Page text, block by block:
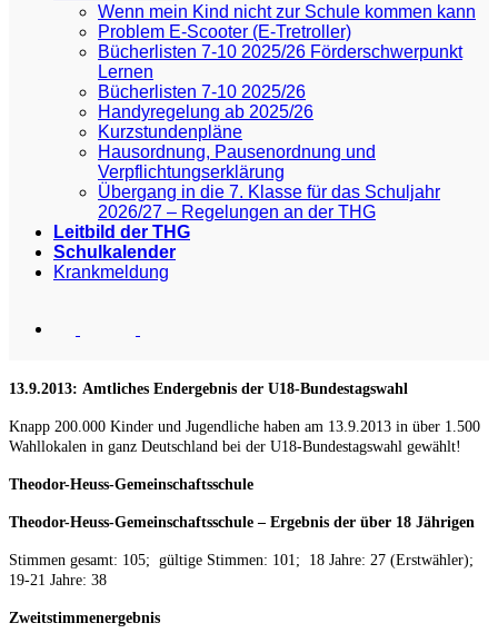
Wenn mein Kind nicht zur Schule kommen kann
Problem E-Scooter (E-Tretroller)
Bücherlisten 7-10 2025/26 Förderschwerpunkt
Lernen
Bücherlisten 7-10 2025/26
Handyregelung ab 2025/26
Kurzstundenpläne
Hausordnung, Pausenordnung und
Verpflichtungserklärung
Übergang in die 7. Klasse für das Schuljahr
2026/27 – Regelungen an der THG
Leitbild der THG
Schulkalender
Krankmeldung
13.9.2013: Amtliches Endergebnis der U18-Bundestagswahl
Knapp 200.000 Kinder und Jugendliche haben am 13.9.2013 in über 1.500
Wahllokalen in ganz Deutschland bei der U18-Bundestagswahl gewählt!
Theodor-Heuss-Gemeinschaftsschule
Theodor-Heuss-Gemeinschaftsschule – Ergebnis der über 18 Jährigen
Stimmen gesamt: 105; gültige Stimmen: 101; 18 Jahre: 27 (Erstwähler);
19-21 Jahre: 38
Zweitstimmenergebnis